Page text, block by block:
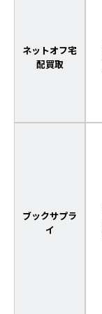
ネットオフ宅
配買取
ブックサプラ
イ